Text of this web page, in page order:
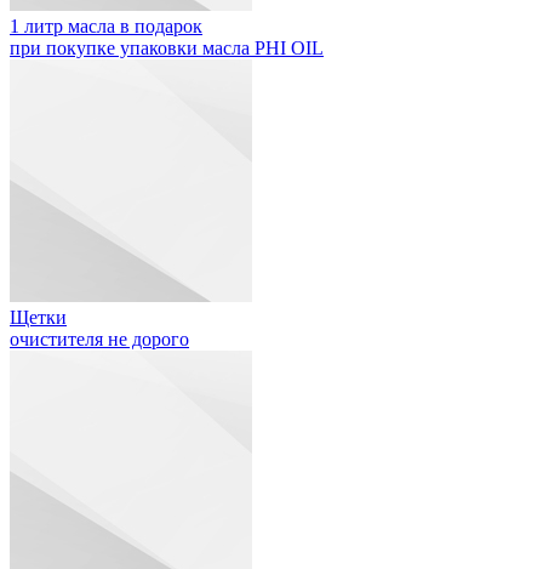
1 литр масла в подарок
при покупке упаковки масла PHI OIL
Щетки
очистителя не дорого